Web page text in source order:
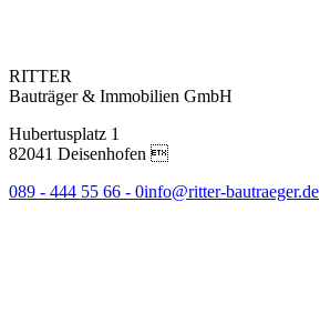
RITTER
Bauträger & Immobilien GmbH
Hubertusplatz 1
82041 Deisenhofen 
089 - 444 55 66 - 0info@ritter-bautraeger.de